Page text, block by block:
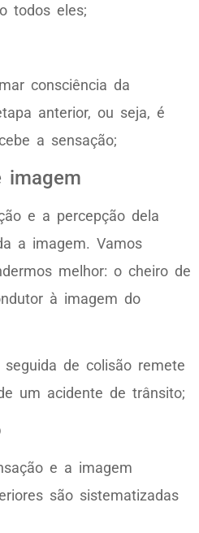
todos eles;
consciência da
anterior, ou seja, é
a sensação;
imagem
e a percepção dela
a imagem. Vamos
melhor: o cheiro de
à imagem do
de colisão remete
um acidente de trânsito;
e a imagem
são sistematizadas